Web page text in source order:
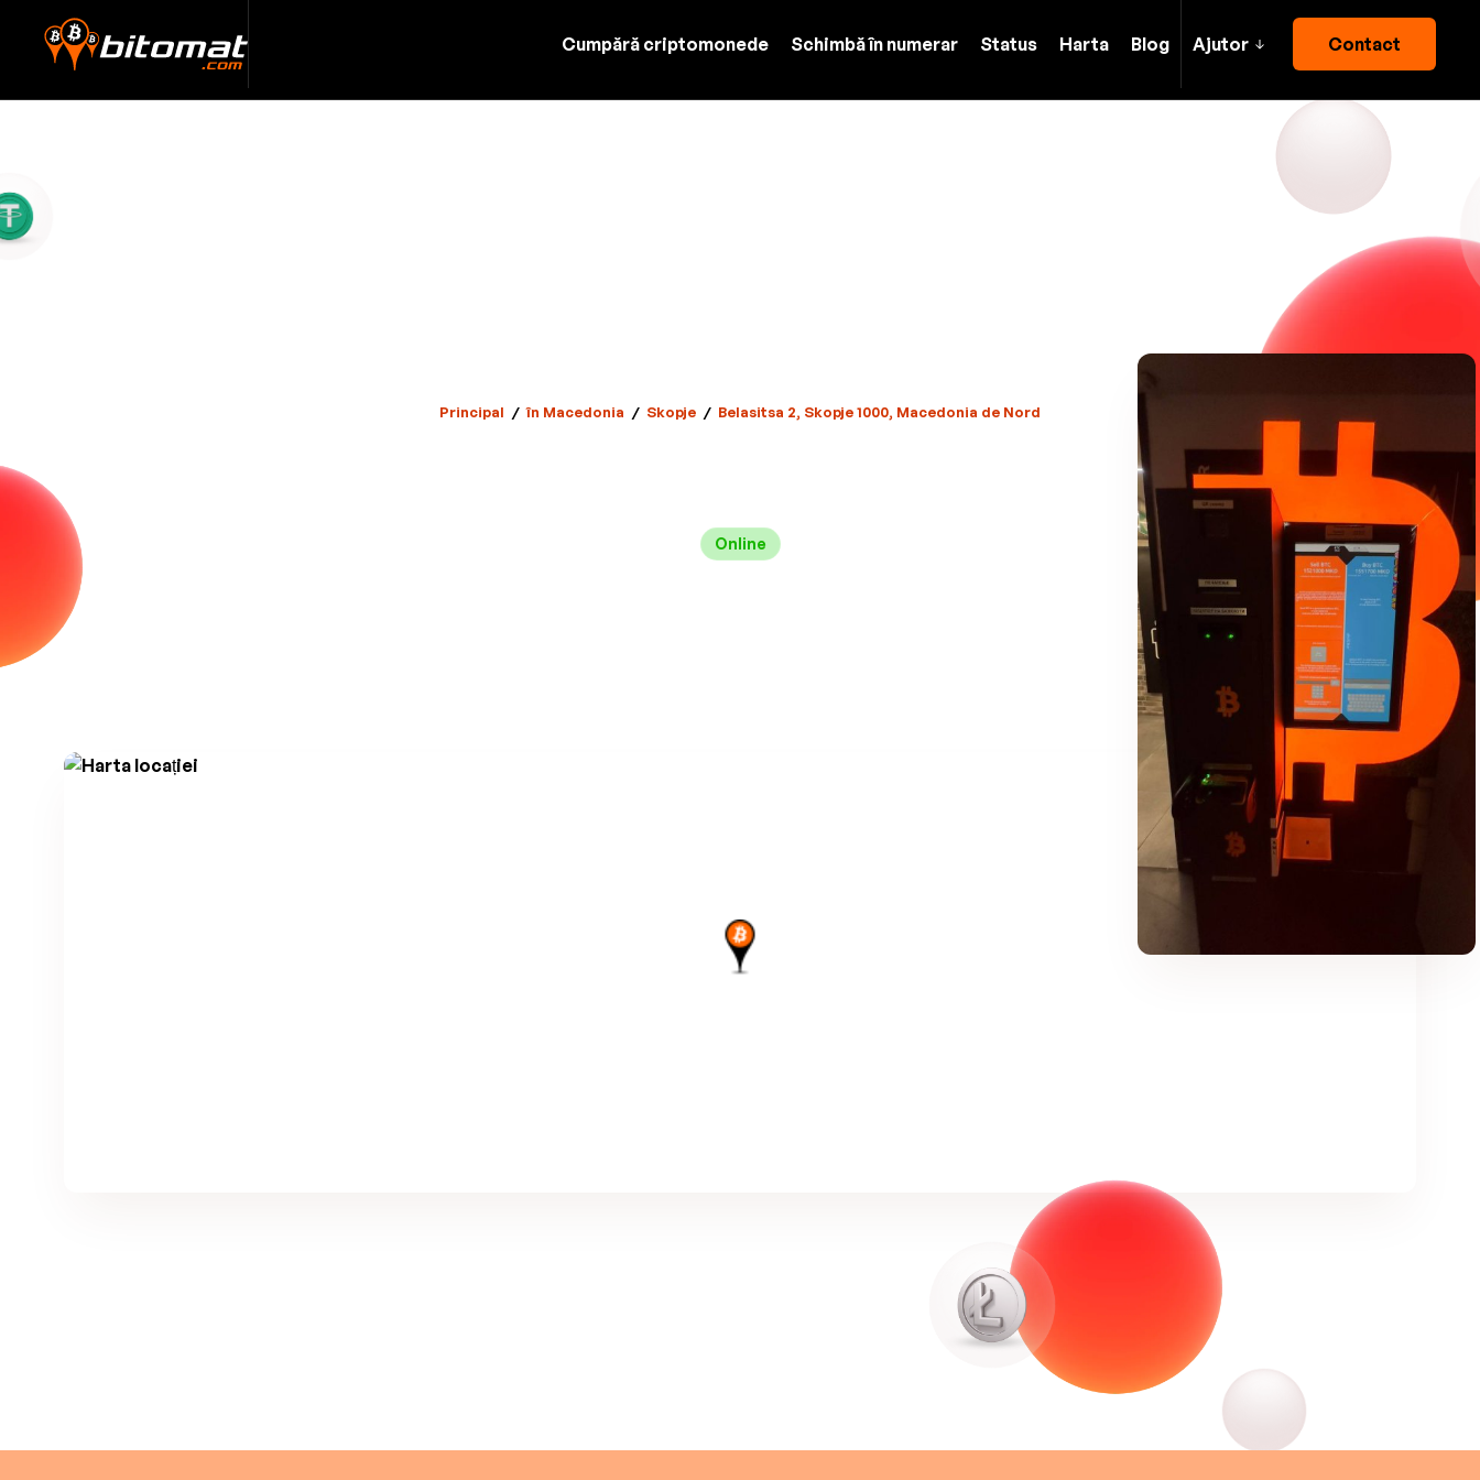
Cumpără criptomonede Schimbă în numerar Status Harta Blog Ajutor Contact
Principal / în Macedonia / Skopje / Belasitsa 2, Skopje 1000, Macedonia de Nord
Online